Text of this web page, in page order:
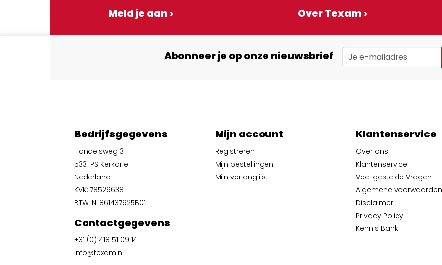
Meld je aan › Over Texam ›
Abonneer je op onze nieuwsbrief
Bedrijfsgegevens
Handelsweg 3
5331 PS Kerkdriel
Nederland
KVK: 78529638
BTW: NL861437925B01
Contactgegevens
+31 (0) 418 51 09 14
info@texam.nl
Mijn account
Registreren
Mijn bestellingen
Mijn verlanglijst
Klantenservice
Over ons
Klantenservice
Veel gestelde Vragen
Algemene voorwaarden
Disclaimer
Privacy Policy
Kennis Bank